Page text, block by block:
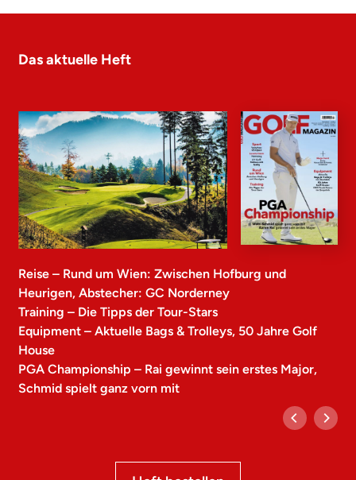
Das aktuelle Heft
Reise – Rund um Wien: Zwischen Hofburg und
Heurigen, Abstecher: GC Norderney
Training – Die Tipps der Tour-Stars
Equipment – Aktuelle Bags & Trolleys, 50 Jahre Golf
House
PGA Championship – Rai gewinnt sein erstes Major,
Schmid spielt ganz vorn mit